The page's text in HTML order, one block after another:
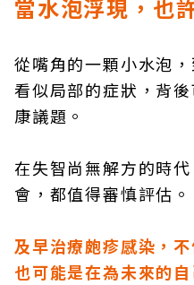
當水泡浮現，也
從嘴角的一顆小水泡
看似局部的症狀，背
康議題。
在失智尚無解方的時
會，都值得審慎評估。
及早治療皰疹感染，
也可能是在為未來的